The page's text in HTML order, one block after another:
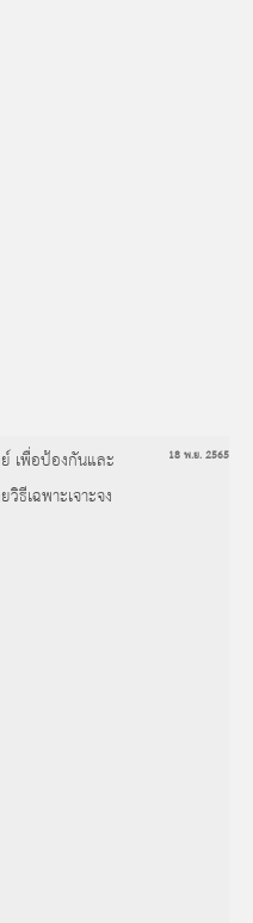
เพื่อป้องกันและ
ธีเฉพาะเจาะจง
18 พ.ย. 2565